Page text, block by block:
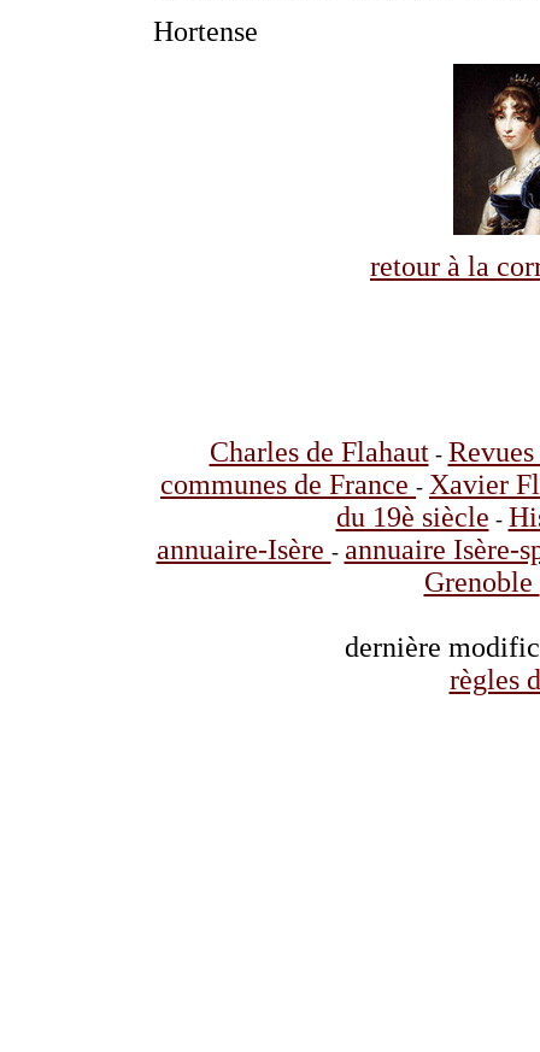
Hortense
retour à la
Charles de Flahaut-
communes de France - Xavier
du 19è siècle -
annuaire-Isère - annuaire Isère-
Grenoble
dernière
règles